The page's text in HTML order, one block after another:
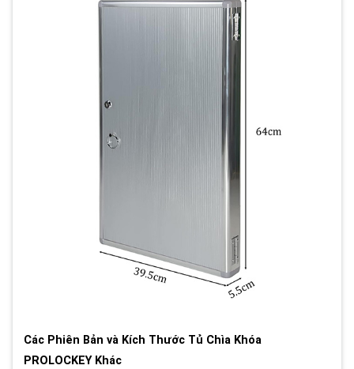
Các Phiên Bản và Kích Thước Tủ Chìa Khóa
PROLOCKEY Khác